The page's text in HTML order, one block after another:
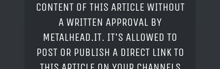
CONTENT OF THIS ARTICLE WITHOUT
A WRITTEN APPROVAL BY
METALHEAD.IT. IT'S ALLOWED TO
POST OR PUBLISH A DIRECT LINK TO